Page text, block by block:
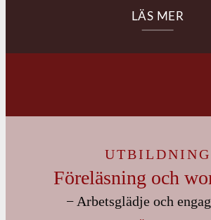
LÄS MER
UTBILDNING
Föreläsning och
− Arbetsglädje och